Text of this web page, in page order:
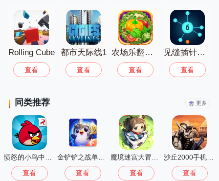
Rolling Cube
查看
都市天际线1
查看
农场乐翻天最新版
查看
见缝插针大合集
查看
同类推荐 更多
愤怒的小鸟中文版
查看
金铲铲之战单机版
查看
魔境迷宫大冒险离线版
查看
沙丘2000手机单机版
查看